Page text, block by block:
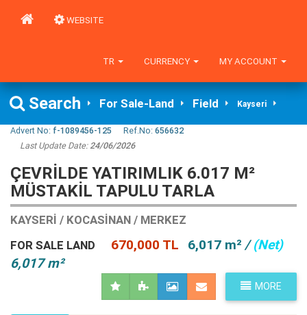
WEBSITE
MY ACCOUNT
CURRENCY
TR
Search For Sale-Land Field Kayseri
Advert No: f-1089456-125 Ref.No: 656632
Last Update Date:24/06/2026
ÇEVRİLDE YATIRIMLIK 6.017 M²
MÜSTAKİL TAPULU TARLA
KAYSERI / KOCASINAN / MERKEZ
FOR SALE LAND
670,000 TL 6,017 m² /(Net)
6,017 m²
MORE